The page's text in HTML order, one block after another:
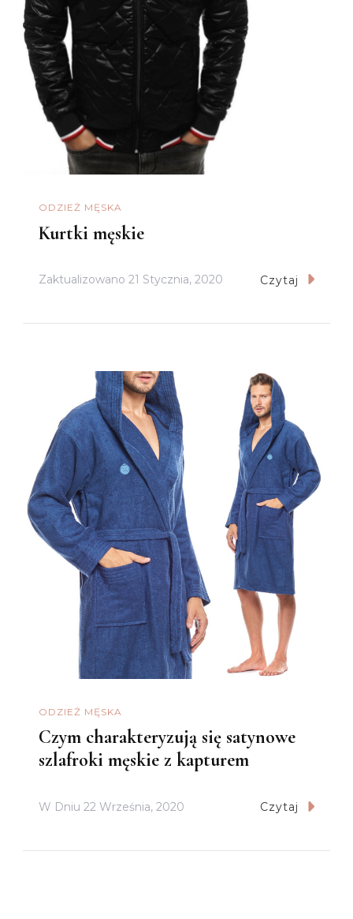
ODZIEŻ MĘSKA
Kurtki męskie
Zaktualizowano 21 Stycznia, 2020 Czytaj
ODZIEŻ MĘSKA
Czym charakteryzują się satynowe
szlafroki męskie z kapturem
W Dniu 22 Września, 2020 Czytaj